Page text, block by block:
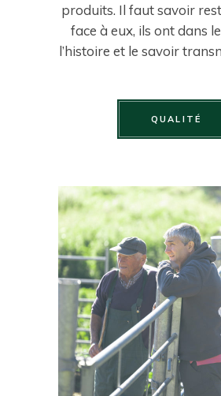
produits. Il faut savoir
face à eux, ils ont dans
l’histoire et le savoir
QUALITÉ